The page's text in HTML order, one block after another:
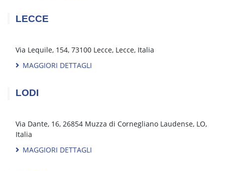
Via Traversagno, 33, 44122 Ferrara, Ferrara FE, Italia
FIRENZE